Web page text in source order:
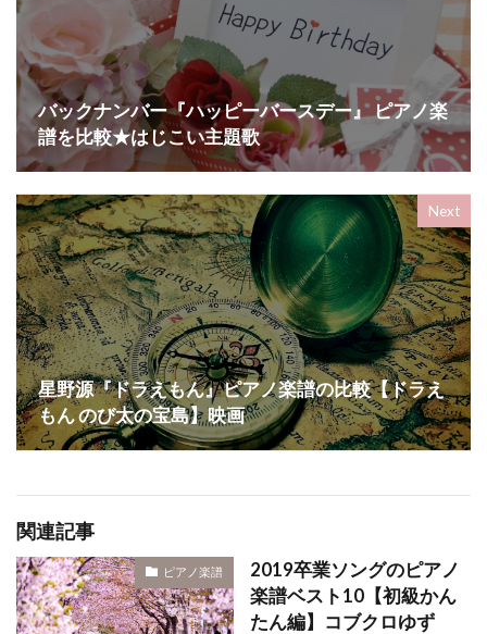
バックナンバー『ハッピーバースデー』 ピアノ楽
譜を比較★はじこい主題歌
Next
星野源『ドラえもん』ピアノ楽譜の比較【ドラえ
もん のび太の宝島】映画
関連記事
ピアノ楽譜
2019卒業ソングのピアノ
楽譜ベスト10【初級かん
たん編】コブクロゆず